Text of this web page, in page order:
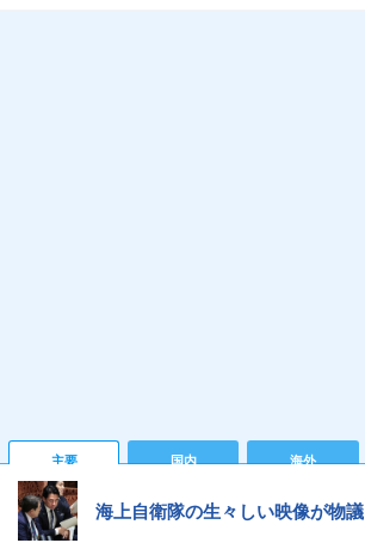
主要 国内 海外
海上自衛隊の生々しい映像が物議